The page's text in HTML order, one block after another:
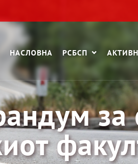
НАСЛОВНА РСБСП
за